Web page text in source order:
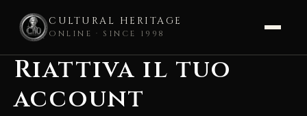
CULTURAL HERITAGE
ONLINE · SINCE 1998
Vai
contenuto
Riattiva il tuo
account